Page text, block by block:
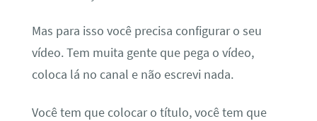
Mas para isso você precisa configurar o seu
vídeo. Tem muita gente que pega o vídeo,
coloca lá no canal e não escrevi nada.
Você tem que colocar o título, você tem que